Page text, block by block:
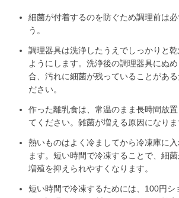
細菌が付着するのを防ぐため調理前は
う。
調理器具は洗浄したうえでしっかりと
ようにします。洗浄後の調理器具にぬ
合、汚れに細菌が残っていることがある
ださい。
作った離乳食は、常温のまま長時間放
てください。雑菌が増える原因になりま
熱いものはよく冷ましてから冷凍庫に
ます。短い時間で冷凍することで、細
増殖を抑えられやすくなります。
短い時間で冷凍するためには、100円シ